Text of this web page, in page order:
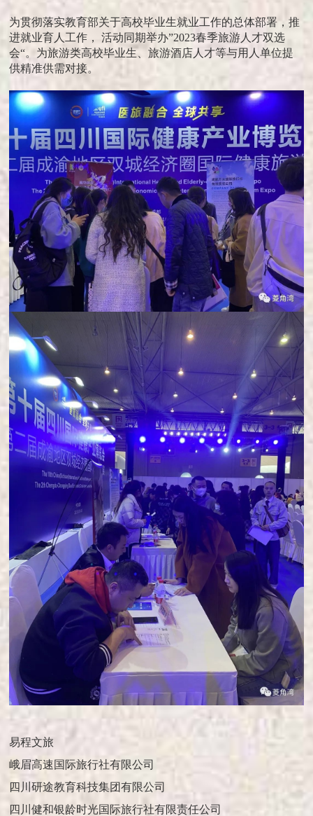
为贯彻落实教育部关于高校毕业生就业工作的总体部署，推
进就业育人工作， 活动同期举办”2023春季旅游人才双选
会“。为旅游类高校毕业生、旅游酒店人才等与用人单位提
供精准供需对接。
易程文旅
峨眉高速国际旅行社有限公司
四川研途教育科技集团有限公司
四川健和银龄时光国际旅行社有限责任公司